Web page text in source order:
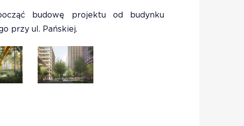
budowę projektu od budynku
przy ul. Pańskiej.